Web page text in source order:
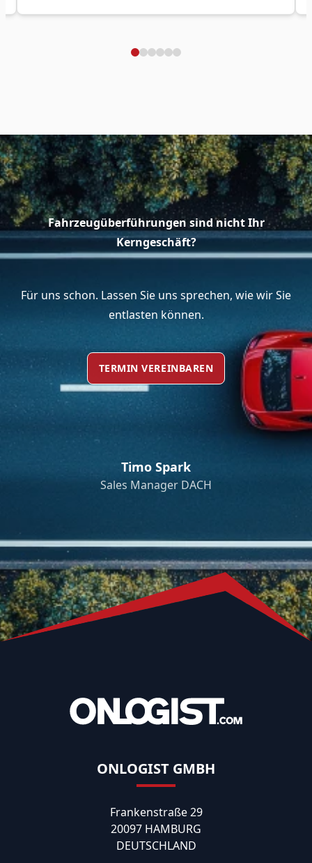
Fahrzeugüberführungen sind nicht Ihr
Kerngeschäft?
Für uns schon. Lassen Sie uns sprechen, wie wir Sie
entlasten können.
TERMIN VEREINBAREN
Timo Spark
Sales Manager DACH
ONLOGIST GMBH
Frankenstraße 29
20097 HAMBURG
DEUTSCHLAND